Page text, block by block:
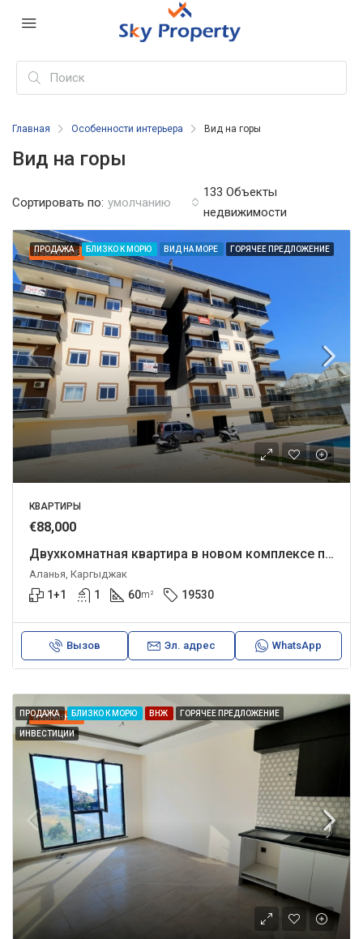
Главная Особенности интерьера Вид на горы
Вид на горы
133 Объекты
недвижимости
Сортировать по: умолчанию
ИЗБРАННОЕ
ПРОДАЖА БЛИЗКО К МОРЮ ВИД НА МОРЕ ГОРЯЧЕЕ ПРЕДЛОЖЕНИЕ
КВАРТИРЫ
€88,000
Двухкомнатная квартира в новом комплексе по привлекательной цене.
Аланья, Каргыджак
1+1 1 60m² 19530
Вызов Эл. адрес WhatsApp
ИЗБРАННОЕ
ПРОДАЖА БЛИЗКО К МОРЮ ВНЖ ГОРЯЧЕЕ ПРЕДЛОЖЕНИЕ
ИНВЕСТИЦИИ